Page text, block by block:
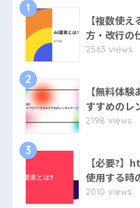
1
【複数使
方・改行の
2563 views
2
【無料体
すすめのレ
2198 views
3
【必要?】
使用する時
2010 views